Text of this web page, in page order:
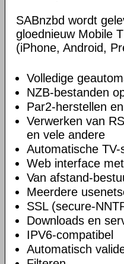
SABnzbd wordt
gloednieuw Mobile
(iPhone, Android,
Volledige
NZB-bestanden
Par2-herstellen
Verwerken van
en vele andere
Automatische
Web interface
Van afstand-
Meerdere
SSL (secure-
Downloads en
IPV6-compatibel
Automatisch